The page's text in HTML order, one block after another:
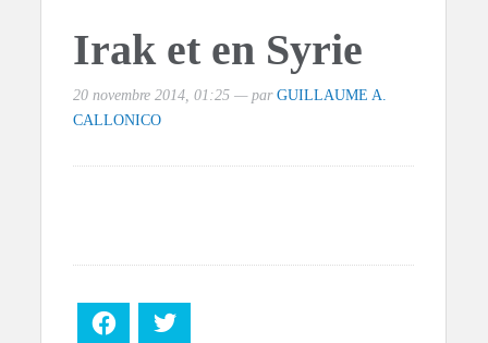
Irak et en Syrie
20 novembre 2014, 01:25 — parGUILLAUME A.
CALLONICO
Facebook